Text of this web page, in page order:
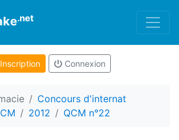
.net
Connexion
Concours d'internat
2012 QCM n°22